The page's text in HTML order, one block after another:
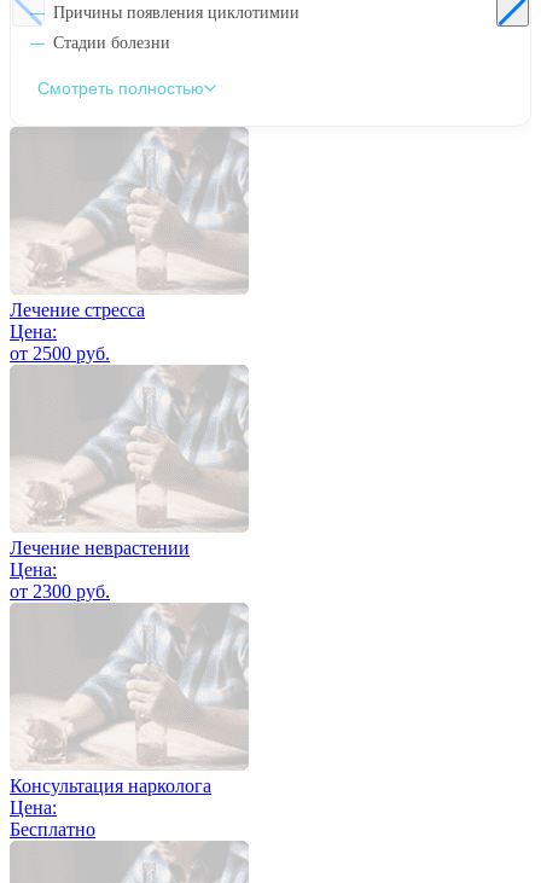
Причины появления циклотимии
Стадии болезни
Смотреть полностью
Лечение стресса
Цена:
от 2500 руб.
Лечение неврастении
Цена:
от 2300 руб.
Консультация нарколога
Цена:
Бесплатно